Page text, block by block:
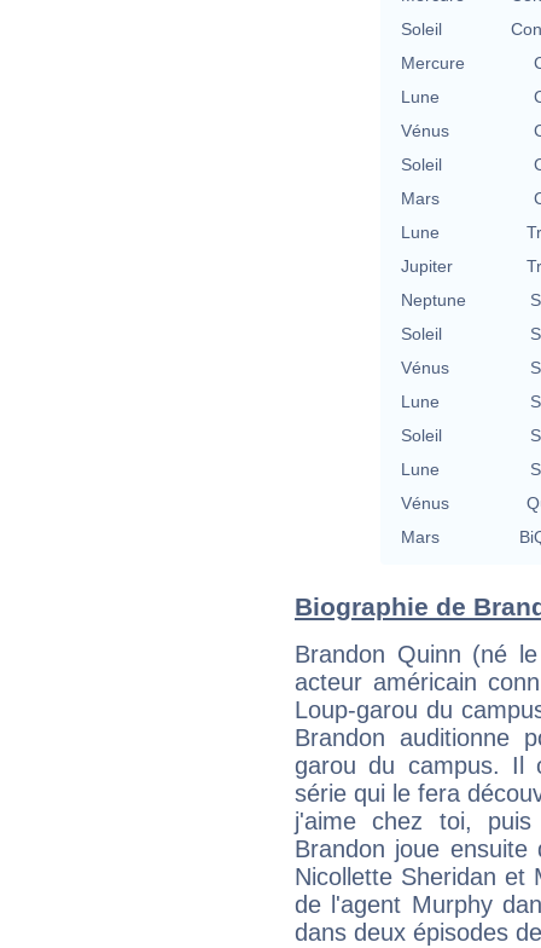
Soleil
Mercure
Lune
Vénus
Soleil
Mars
Lune
Jupiter
Neptune
Soleil
Vénus
Lune
Soleil
Lune
Vénus
Mars
Biographie de
Brandon Quinn (né
acteur américain
Loup-garou du
Brandon auditionne
garou du campus. Il
série qui le fera
j'aime chez toi,
Brandon joue ensuite
Nicollette Sheridan et
de l'agent Murphy
dans deux épisodes